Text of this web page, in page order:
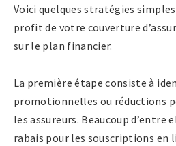
Voici quelques stratégies
profit de votre couverture
sur le plan financier.
La première étape consiste à
promotionnelles ou réductions
les assureurs. Beaucoup d’entre
rabais pour les souscriptions en